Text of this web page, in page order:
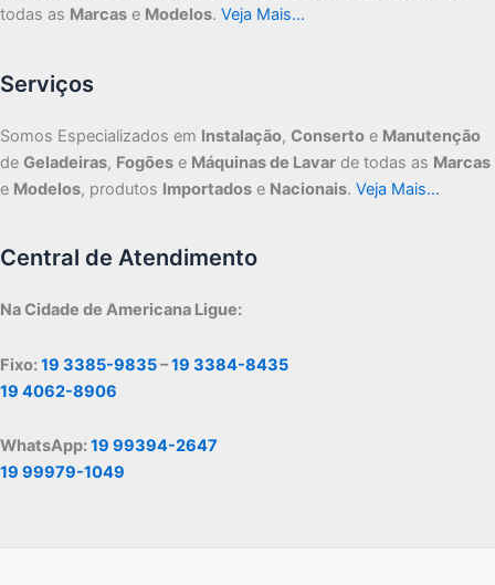
todas as Marcas e Modelos. Veja Mais…
Serviços
Somos Especializados em Instalação, Conserto e Manutenção
de Geladeiras, Fogões e Máquinas de Lavar de todas as Marcas
e Modelos, produtos Importados e Nacionais. Veja Mais…
Central de Atendimento
Na Cidade de Americana Ligue:
Fixo:19 3385-9835–19 3384-8435
19 4062-8906
WhatsApp:19 99394-2647
19 99979-1049